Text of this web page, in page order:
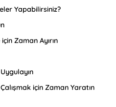
Yapabilirsiniz?
Zaman Ayırın
için Zaman Yaratın